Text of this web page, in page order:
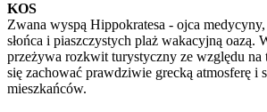
KOS
Zwana wyspą Hippokratesa - ojca medycyny,
słońca i piaszczystych plaż wakacyjną oazą.
przeżywa rozkwit turystyczny ze względu na
się zachować prawdziwie grecką atmosferę i
mieszkańców.